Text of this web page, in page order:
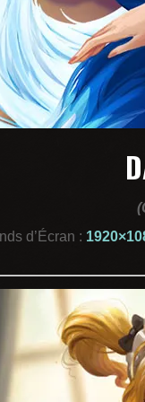
d’Écran :